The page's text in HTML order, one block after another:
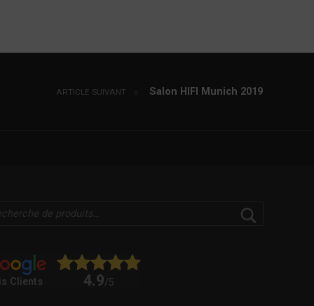
ARTICLE SUIVANT Salon HIFI Munich 2019
Clients 4.9/5